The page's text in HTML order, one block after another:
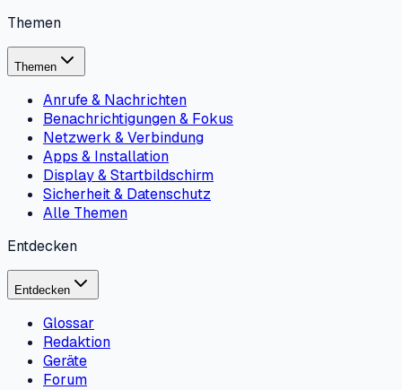
Themen
Themen
Anrufe & Nachrichten
Benachrichtigungen & Fokus
Netzwerk & Verbindung
Apps & Installation
Display & Startbildschirm
Sicherheit & Datenschutz
Alle Themen
Entdecken
Entdecken
Glossar
Redaktion
Geräte
Forum